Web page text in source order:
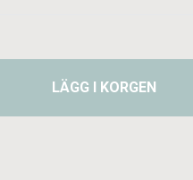
LÄGG I KORGEN